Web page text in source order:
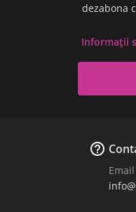
dezabona
Informații

Email